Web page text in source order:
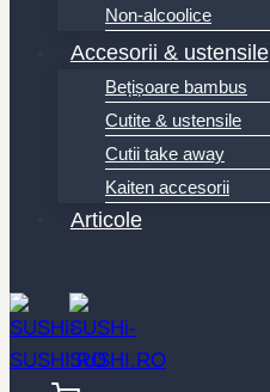
Non-alcoolice
Accesorii & ustensile
Bețișoare bambus
Cutite & ustensile
Cutii take away
Kaiten accesorii
Articole